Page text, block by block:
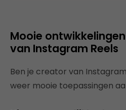
Mooie
van Instagram Reels
Ben je creator van
weer mooie toepassingen